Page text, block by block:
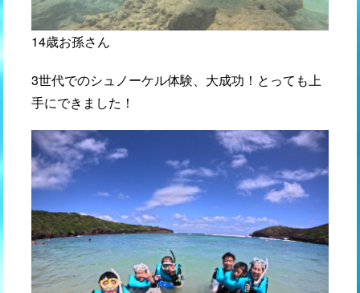
14歳お孫さん
3世代でのシュノーケル体験、大成功！とっても上
手にできました！